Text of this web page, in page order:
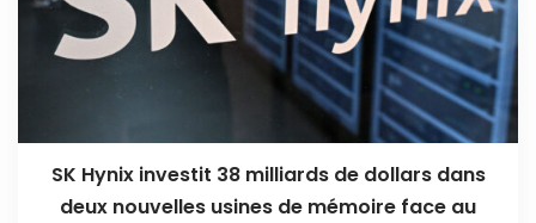
SK Hynix investit 38 milliards de dollars dans
deux nouvelles usines de mémoire face au